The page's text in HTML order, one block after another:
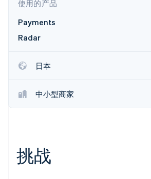
Radar
Atlas
初创企业注册
碳移除
使用的产品
Payments
Radar
日本
中小型商家
挑战